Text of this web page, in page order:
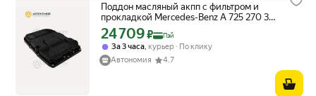
Поддон масляный акпп с фильтром и
прокладкой Mercedes-Benz A 725 270 37
07
Цена с картой Яндекс Пэй 24709 ₽ вместо
24 709₽ Пэй
За 3 часа, курьер
По клику
Автономия
4.7